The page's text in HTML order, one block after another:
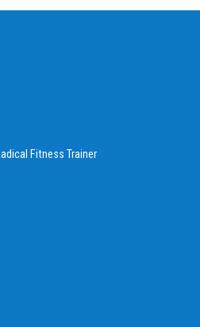
Fitness Trainer